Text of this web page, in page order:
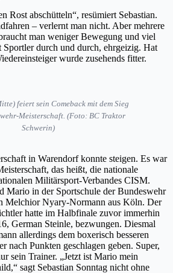
Rost abschütteln“, resümiert Sebastian.
– verlernt man nicht. Aber mehrere
man weniger Bewegung und viel
durch und durch, ehrgeizig. Hat
wurde zusehends fitter.
feiert sein Comeback mit dem Sieg
Meisterschaft. (Foto: BC Traktor
Schwerin)
in Warendorf konnte steigen. Es war
das heißt, die nationale
Militärsport-Verbandes CISM.
Mario in der Sportschule der Bundeswehr
Melchior Nyary-Normann aus Köln. Der
hatte im Halbfinale zuvor immerhin
German Steinle, bezwungen. Diesmal
allerdings dem boxerisch besseren
nach Punkten geschlagen geben. Super,
sein Trainer. „Jetzt ist Mario mein
sagt Sebastian Sonntag nicht ohne